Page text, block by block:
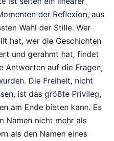
der Reflexion, aus
Wahl der Stille. Wer
hat, wer die Geschichten
und gerahmt hat, findet
Antworten auf die Fragen,
Die Freiheit, nicht
ist das größte Privileg,
am Ende bieten kann. Es
Namen nicht mehr als
als den Namen eines